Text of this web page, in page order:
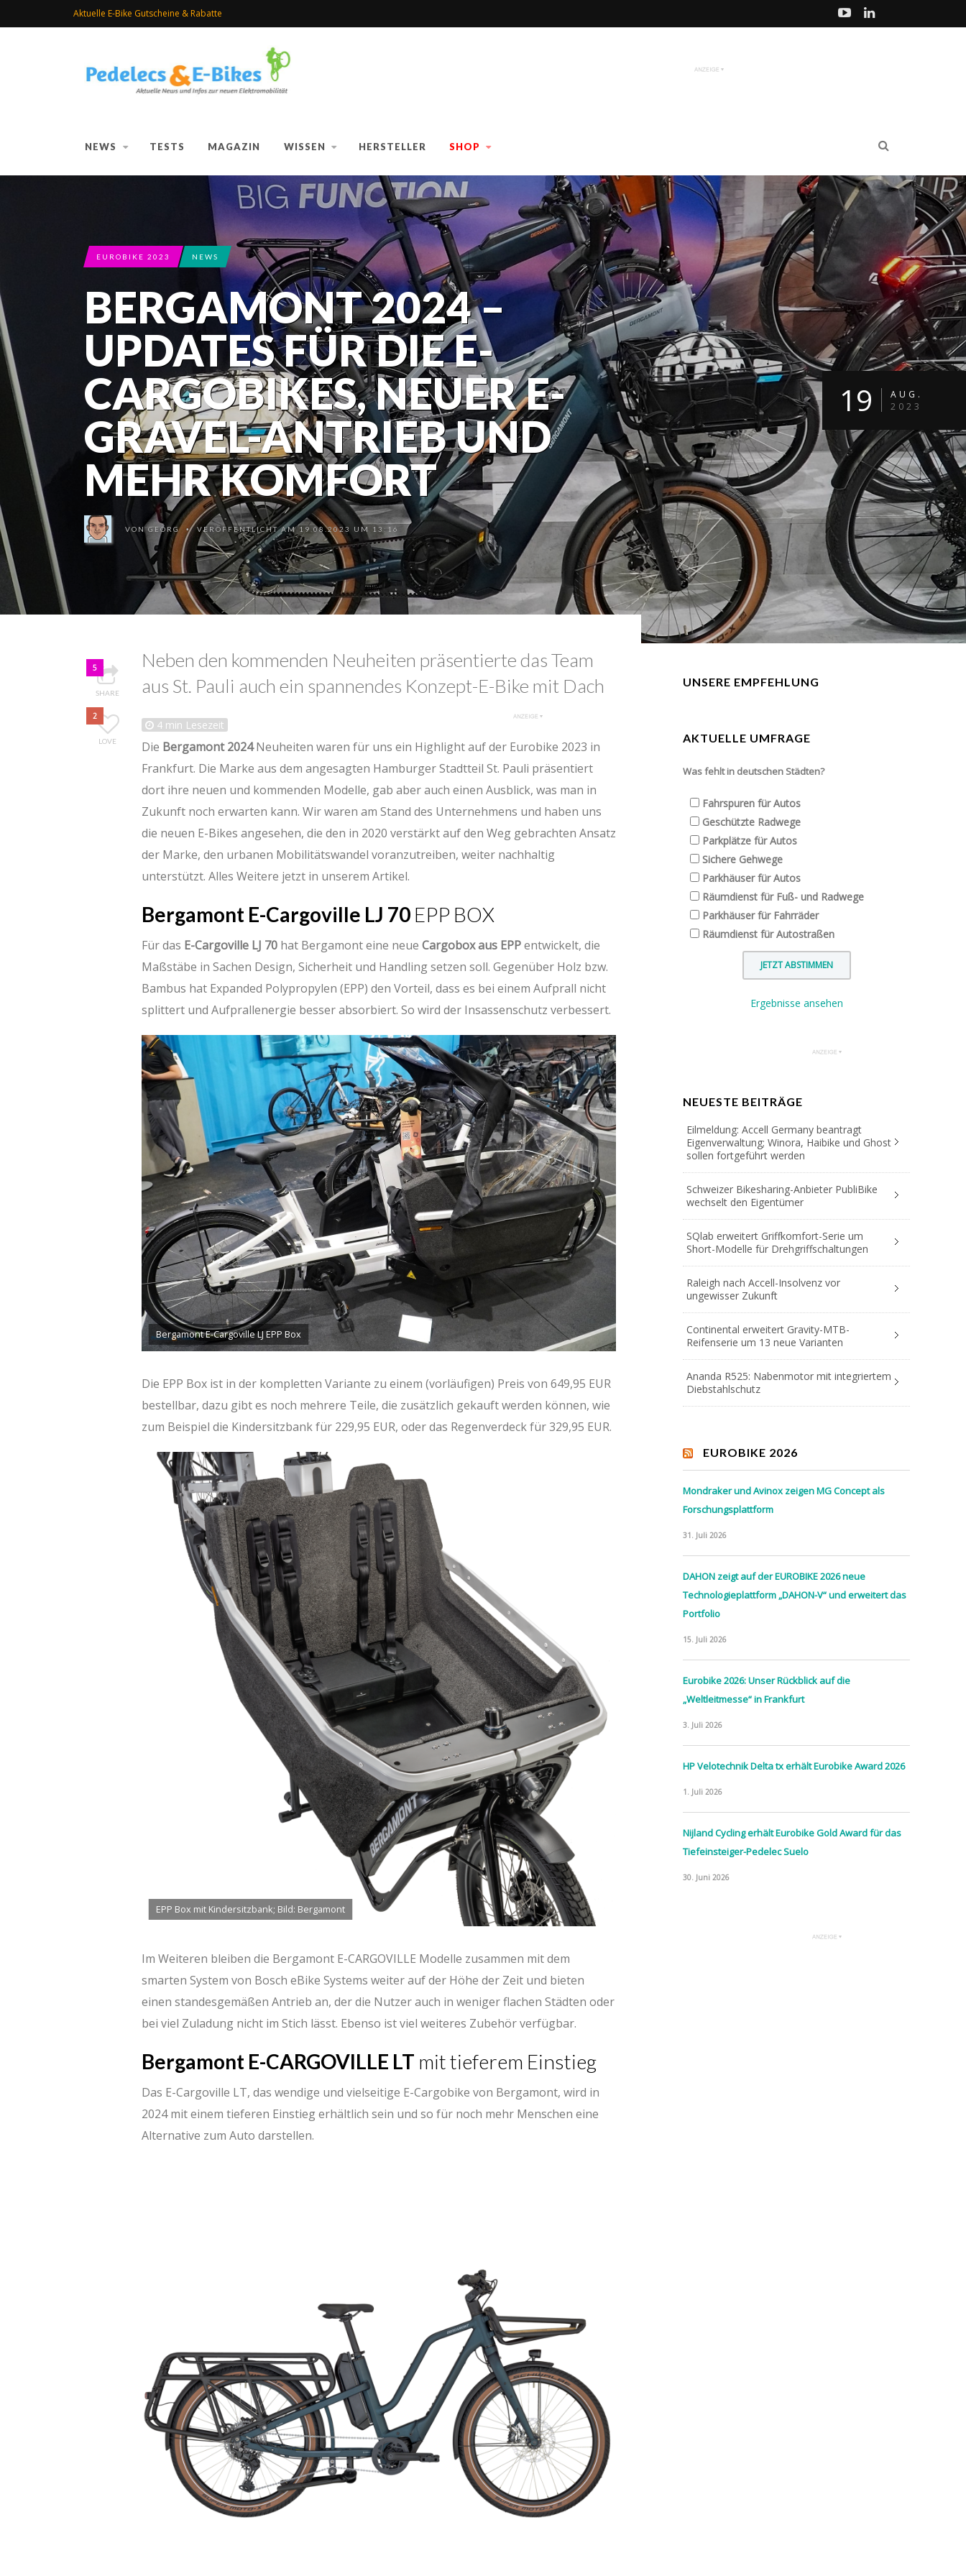
Aktuelle E-Bike Gutscheine & Rabatte
NEWS TESTS MAGAZIN WISSEN HERSTELLER SHOP
EUROBIKE 2023 NEWS
BERGAMONT 2024 –
UPDATES FÜR DIE E-
CARGOBIKES, NEUER E-
GRAVEL-ANTRIEB UND
MEHR KOMFORT
VONGEORG •VERÖFFENTLICHT AM 19.08.2023 UM 13:16
19
AUG.
2023
5
SHARE
2
LOVE
Neben den kommenden Neuheiten präsentierte das Team
aus St. Pauli auch ein spannendes Konzept-E-Bike mit Dach
4 min Lesezeit
Die Bergamont 2024Neuheiten waren für uns ein Highlight auf der Eurobike 2023 in
Frankfurt. Die Marke aus dem angesagten Hamburger Stadtteil St. Pauli präsentiert
dort ihre neuen und kommenden Modelle, gab aber auch einen Ausblick, was man in
Zukunft noch erwarten kann. Wir waren am Stand des Unternehmens und haben uns
die neuen E-Bikes angesehen, die den in 2020 verstärkt auf den Weg gebrachten Ansatz
der Marke, den urbanen Mobilitätswandel voranzutreiben, weiter nachhaltig
unterstützt. Alles Weitere jetzt in unserem Artikel.
Bergamont E-Cargoville LJ 70 EPP BOX
Für das E-Cargoville LJ 70 hat Bergamont eine neue Cargobox aus EPPentwickelt, die
Maßstäbe in Sachen Design, Sicherheit und Handling setzen soll. Gegenüber Holz bzw.
Bambus hat Expanded Polypropylen (EPP) den Vorteil, dass es bei einem Aufprall nicht
splittert und Aufprallenergie besser absorbiert. So wird der Insassenschutz verbessert.
Bergamont E-Cargoville LJ EPP Box
Die EPP Box ist in der kompletten Variante zu einem (vorläufigen) Preis von 649,95 EUR
bestellbar, dazu gibt es noch mehrere Teile, die zusätzlich gekauft werden können, wie
zum Beispiel die Kindersitzbank für 229,95 EUR, oder das Regenverdeck für 329,95 EUR.
EPP Box mit Kindersitzbank; Bild: Bergamont
Im Weiteren bleiben die Bergamont E-CARGOVILLE Modelle zusammen mit dem
smarten System von Bosch eBike Systems weiter auf der Höhe der Zeit und bieten
einen standesgemäßen Antrieb an, der die Nutzer auch in weniger flachen Städten oder
bei viel Zuladung nicht im Stich lässt. Ebenso ist viel weiteres Zubehör verfügbar.
Bergamont E-CARGOVILLE LT mit tieferem Einstieg
Das E-Cargoville LT, das wendige und vielseitige E-Cargobike von Bergamont, wird in
2024 mit einem tieferen Einstieg erhältlich sein und so für noch mehr Menschen eine
Alternative zum Auto darstellen.
UNSERE EMPFEHLUNG
AKTUELLE UMFRAGE
Was fehlt in deutschen Städten?
Fahrspuren für Autos
Geschützte Radwege
Parkplätze für Autos
Sichere Gehwege
Parkhäuser für Autos
Räumdienst für Fuß- und Radwege
Parkhäuser für Fahrräder
Räumdienst für Autostraßen
Ergebnisse ansehen
NEUESTE BEITRÄGE
Eilmeldung: Accell Germany beantragt
Eigenverwaltung; Winora, Haibike und Ghost
sollen fortgeführt werden
Schweizer Bikesharing-Anbieter PubliBike
wechselt den Eigentümer
SQlab erweitert Griffkomfort-Serie um
Short-Modelle für Drehgriffschaltungen
Raleigh nach Accell-Insolvenz vor
ungewisser Zukunft
Continental erweitert Gravity-MTB-
Reifenserie um 13 neue Varianten
Ananda R525: Nabenmotor mit integriertem
Diebstahlschutz
EUROBIKE 2026
Mondraker und Avinox zeigen MG Concept als
Forschungsplattform
31. Juli 2026
DAHON zeigt auf der EUROBIKE 2026 neue
Technologieplattform „DAHON-V“ und erweitert das
Portfolio
15. Juli 2026
Eurobike 2026: Unser Rückblick auf die
„Weltleitmesse“ in Frankfurt
3. Juli 2026
HP Velotechnik Delta tx erhält Eurobike Award 2026
1. Juli 2026
Nijland Cycling erhält Eurobike Gold Award für das
Tiefeinsteiger-Pedelec Suelo
30. Juni 2026